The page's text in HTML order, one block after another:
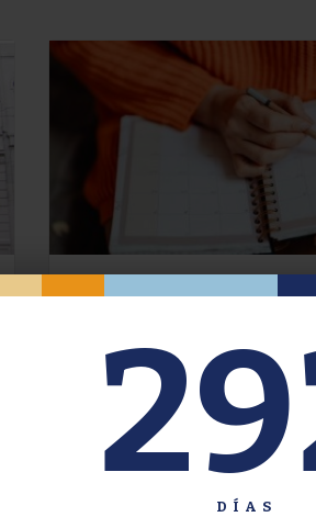
DÍAS
Oferta de Grado.
Inscripción del 30 de julio al 4 de
través del Sistema Académico